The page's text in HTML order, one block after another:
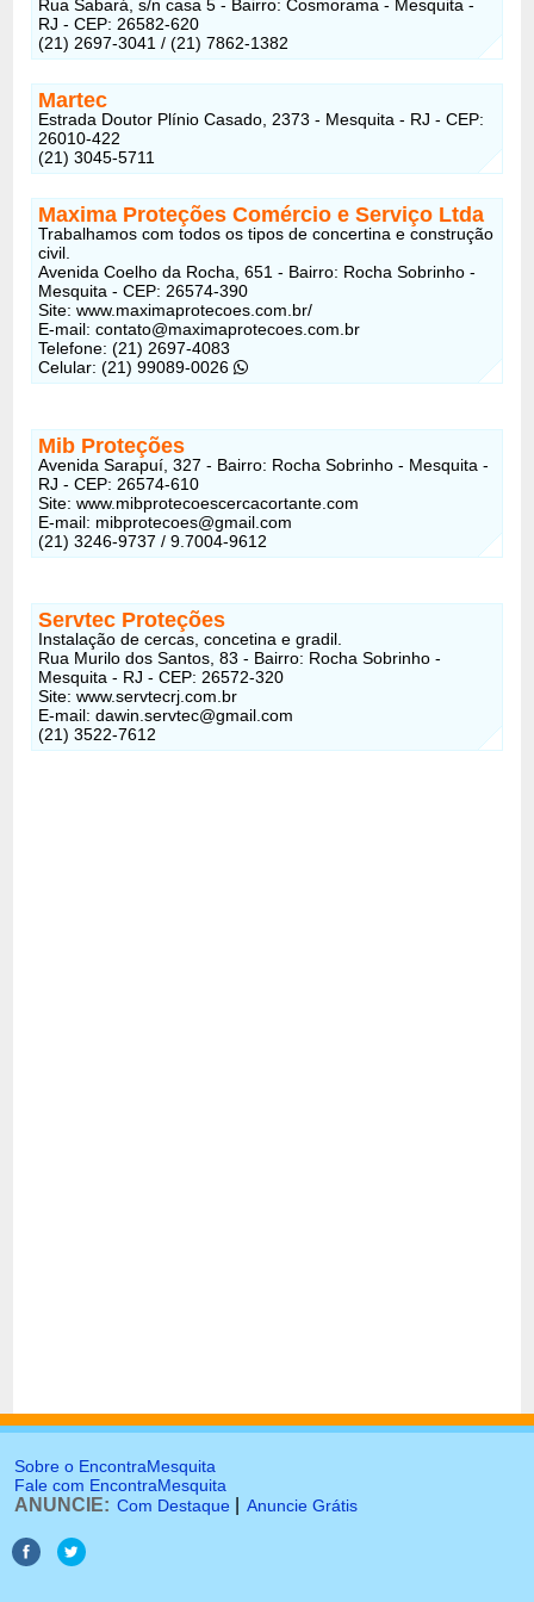
Rua Sabará, s/n casa 5 - Bairro: Cosmorama - Mesquita -
RJ - CEP: 26582-620
(21) 2697-3041 / (21) 7862-1382
Martec
Estrada Doutor Plínio Casado, 2373 - Mesquita - RJ - CEP:
26010-422
(21) 3045-5711
Maxima Proteções Comércio e Serviço Ltda
Trabalhamos com todos os tipos de concertina e construção
civil.
Avenida Coelho da Rocha, 651 - Bairro: Rocha Sobrinho -
Mesquita - CEP: 26574-390
Site: www.maximaprotecoes.com.br/
E-mail:contato@maximaprotecoes.com.br
Telefone: (21) 2697-4083
Celular: (21) 99089-0026
Mib Proteções
Avenida Sarapuí, 327 - Bairro: Rocha Sobrinho - Mesquita -
RJ - CEP: 26574-610
Site: www.mibprotecoescercacortante.com
E-mail: mibprotecoes@gmail.com
(21) 3246-9737 / 9.7004-9612
Servtec Proteções
Instalação de cercas, concetina e gradil.
Rua Murilo dos Santos, 83 - Bairro: Rocha Sobrinho -
Mesquita - RJ - CEP: 26572-320
Site: www.servtecrj.com.br
E-mail:dawin.servtec@gmail.com
(21) 3522-7612
Sobre o EncontraMesquita
Fale com EncontraMesquita
ANUNCIE: Com Destaque Anuncie Grátis